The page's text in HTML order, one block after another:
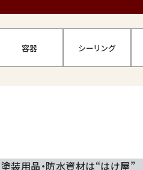
容器 シーリング
塗装用品・防水資材は“はけ屋”